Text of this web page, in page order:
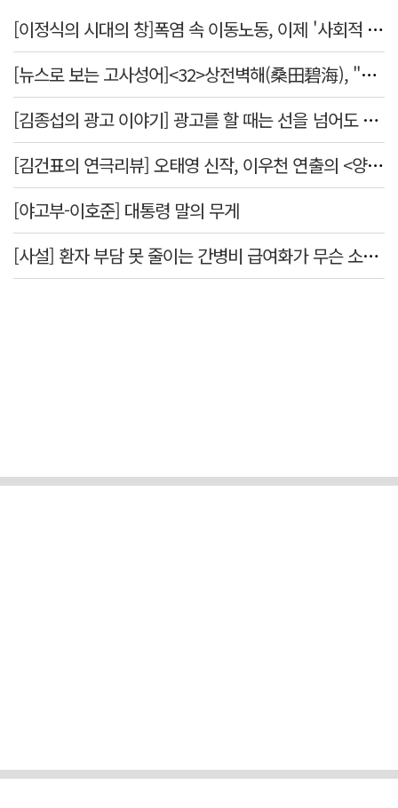
[이정식의 시대의 창]폭염 속 이동노동, 이제 '사회적 위험 관리'로 전환할 때
[뉴스로 보는 고사성어]<32>상전벽해(桑田碧海), "뽕나무밭이 푸른 바다가 되었다."
[김종섭의 광고 이야기] 광고를 할 때는 선을 넘어도 좋습니다.
[김건표의 연극리뷰] 오태영 신작, 이우천 연출의 <양은 양순하다>"국민을 온순한 양으로 길들이는 전체주의적 정치의 알레고리"
[야고부-이호준] 대통령 말의 무게
[사설] 환자 부담 못 줄이는 간병비 급여화가 무슨 소용인가